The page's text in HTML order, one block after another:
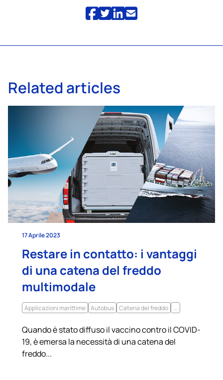
Related articles
17 Aprile 2023
Restare in contatto: i vantaggi
di una catena del freddo
multimodale
Applicazioni marittime Autobus Catena del freddo
Quando è stato diffuso il vaccino contro il COVID-
19, è emersa la necessità di una catena del
freddo...